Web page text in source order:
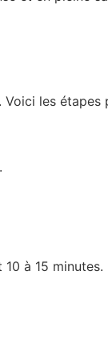
les
à 15 minutes.